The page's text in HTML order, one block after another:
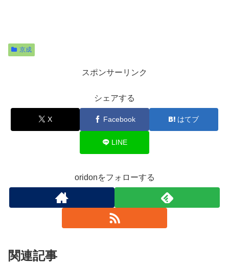
京成
スポンサーリンク
シェアする
X Facebook はてブ
LINE
oridonをフォローする
関連記事